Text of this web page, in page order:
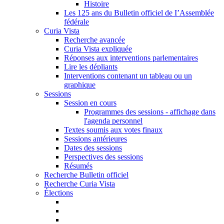
Histoire
Les 125 ans du Bulletin officiel de I’Assemblée
fédérale
Curia Vista
Recherche avancée
Curia Vista expliquée
Réponses aux interventions parlementaires
Lire les dépliants
Interventions contenant un tableau ou un
graphique
Sessions
Session en cours
Programmes des sessions - affichage dans
l'agenda personnel
Textes soumis aux votes finaux
Sessions antérieures
Dates des sessions
Perspectives des sessions
Résumés
Recherche Bulletin officiel
Recherche Curia Vista
Élections